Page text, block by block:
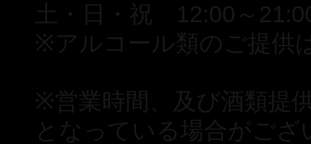
土・日・祝 12:00～
※アルコール類のご提供
※営業時間、及び酒類提
となっている場合がござ